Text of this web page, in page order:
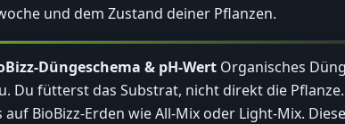
und dem Zustand deiner Pflanzen.
Düngeschema & pH-WertOrganisches
Du fütterst das Substrat, nicht direkt die
BioBizz-Erden wie All-Mix oder Light-Mix.